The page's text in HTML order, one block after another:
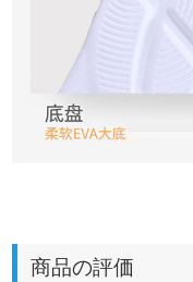
商品の評価